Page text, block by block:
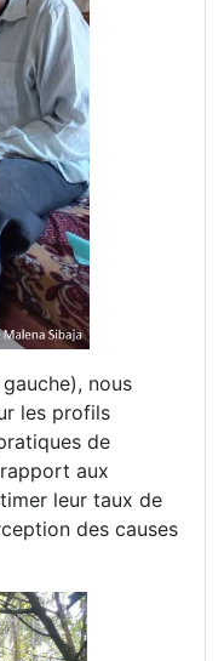
nous
les profils
de
aux
leur taux de
des causes